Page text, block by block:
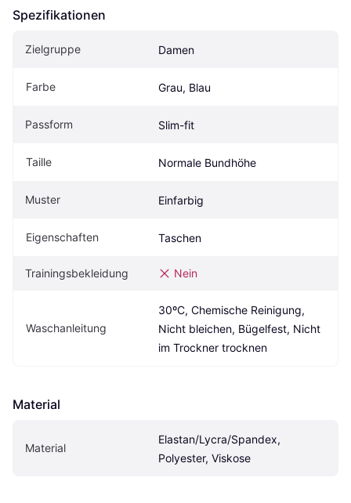
Spezifikationen
Zielgruppe Damen
Farbe Grau, Blau
Passform Slim-fit
Taille Normale Bundhöhe
Muster Einfarbig
Eigenschaften Taschen
Trainingsbekleidung Nein
Waschanleitung
30ºC, Chemische Reinigung,
Nicht bleichen, Bügelfest, Nicht
im Trockner trocknen
Material
Material
Elastan/Lycra/Spandex,
Polyester, Viskose